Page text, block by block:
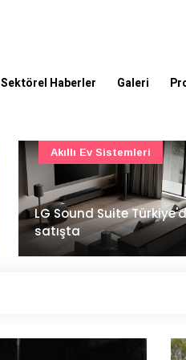
Sektörel Haberler Galeri
İstanbul Havalimanı'nın
ana pistinde sona doğru
Ulaşım